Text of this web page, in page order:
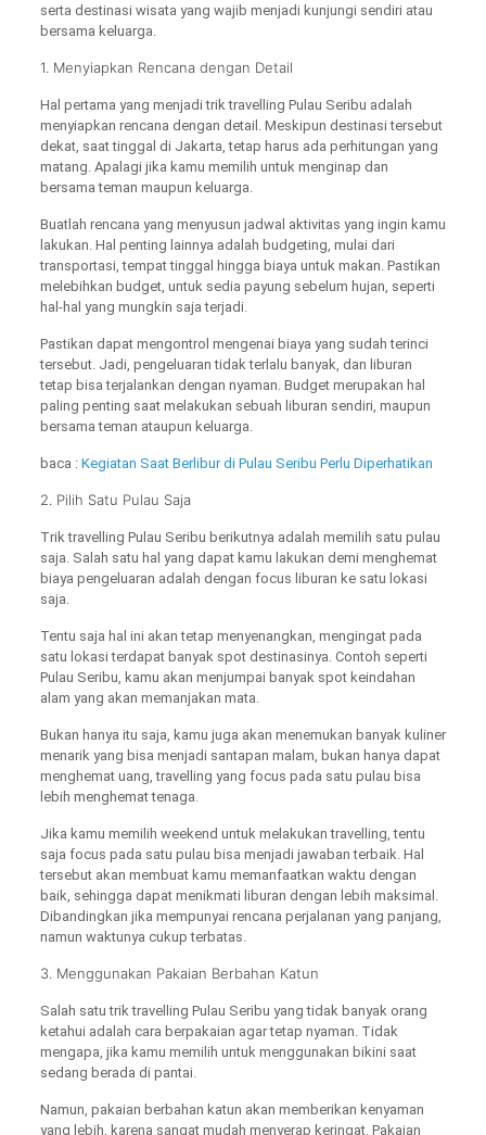
serta destinasi wisata yang wajib menjadi kunjungi sendiri atau
bersama keluarga.
1. Menyiapkan Rencana dengan Detail
Hal pertama yang menjadi trik travelling Pulau Seribu adalah
menyiapkan rencana dengan detail. Meskipun destinasi tersebut
dekat, saat tinggal di Jakarta, tetap harus ada perhitungan yang
matang. Apalagi jika kamu memilih untuk menginap dan
bersama teman maupun keluarga.
Buatlah rencana yang menyusun jadwal aktivitas yang ingin kamu
lakukan. Hal penting lainnya adalah budgeting, mulai dari
transportasi, tempat tinggal hingga biaya untuk makan. Pastikan
melebihkan budget, untuk sedia payung sebelum hujan, seperti
hal-hal yang mungkin saja terjadi.
Pastikan dapat mengontrol mengenai biaya yang sudah terinci
tersebut. Jadi, pengeluaran tidak terlalu banyak, dan liburan
tetap bisa terjalankan dengan nyaman. Budget merupakan hal
paling penting saat melakukan sebuah liburan sendiri, maupun
bersama teman ataupun keluarga.
baca : Kegiatan Saat Berlibur di Pulau Seribu Perlu Diperhatikan
2. Pilih Satu Pulau Saja
Trik travelling Pulau Seribu berikutnya adalah memilih satu pulau
saja. Salah satu hal yang dapat kamu lakukan demi menghemat
biaya pengeluaran adalah dengan focus liburan ke satu lokasi
saja.
Tentu saja hal ini akan tetap menyenangkan, mengingat pada
satu lokasi terdapat banyak spot destinasinya. Contoh seperti
Pulau Seribu, kamu akan menjumpai banyak spot keindahan
alam yang akan memanjakan mata.
Bukan hanya itu saja, kamu juga akan menemukan banyak kuliner
menarik yang bisa menjadi santapan malam, bukan hanya dapat
menghemat uang, travelling yang focus pada satu pulau bisa
lebih menghemat tenaga.
Jika kamu memilih weekend untuk melakukan travelling, tentu
saja focus pada satu pulau bisa menjadi jawaban terbaik. Hal
tersebut akan membuat kamu memanfaatkan waktu dengan
baik, sehingga dapat menikmati liburan dengan lebih maksimal.
Dibandingkan jika mempunyai rencana perjalanan yang panjang,
namun waktunya cukup terbatas.
3. Menggunakan Pakaian Berbahan Katun
Salah satu trik travelling Pulau Seribu yang tidak banyak orang
ketahui adalah cara berpakaian agar tetap nyaman. Tidak
mengapa, jika kamu memilih untuk menggunakan bikini saat
sedang berada di pantai.
Namun, pakaian berbahan katun akan memberikan kenyaman
yang lebih, karena sangat mudah menyerap keringat. Pakaian